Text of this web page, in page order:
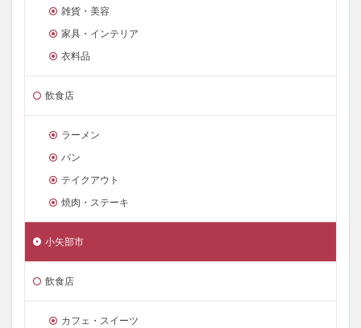
雑貨・美容
家具・インテリア
衣料品
飲食店
ラーメン
パン
テイクアウト
焼肉・ステーキ
小矢部市
飲食店
カフェ・スイーツ